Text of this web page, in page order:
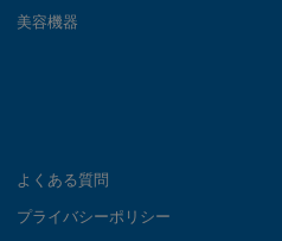
美容機器
よくある質問
プライバシーポリシー